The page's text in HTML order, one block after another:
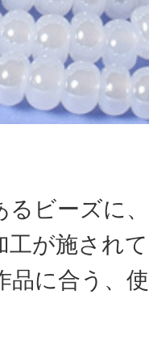
るビーズに
工が施され
品に合う、